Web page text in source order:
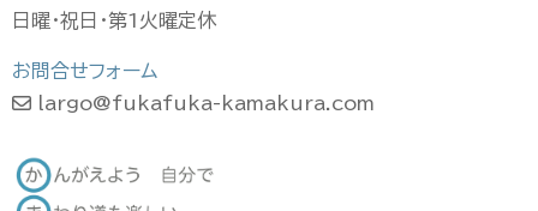
日曜・祝日・第1火曜定休
お問合せフォーム
largo@fukafuka-kamakura.com